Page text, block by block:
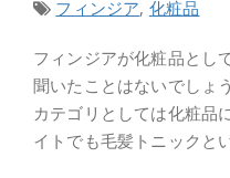
フィンジア, 化粧品
フィンジアが化粧品とし
聞いたことはないでしょ
カテゴリとしては化粧品
イトでも毛髪トニックと